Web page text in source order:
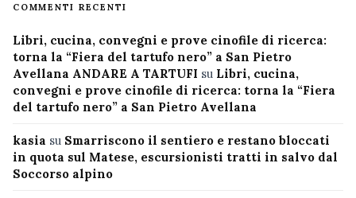
COMMENTI RECENTI
Libri, cucina, convegni e prove cinofile di ricerca:
torna la “Fiera del tartufo nero” a San Pietro
Avellana ANDARE A TARTUFI su Libri, cucina,
convegni e prove cinofile di ricerca: torna la “Fiera
del tartufo nero” a San Pietro Avellana
kasia su Smarriscono il sentiero e restano bloccati
in quota sul Matese, escursionisti tratti in salvo dal
Soccorso alpino